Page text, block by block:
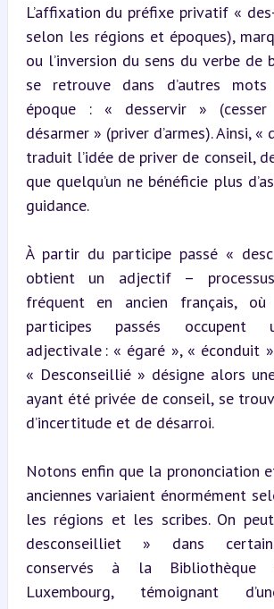
L’affixation du préfixe privatif «
selon les régions et époques),
ou l’inversion du sens du verbe de
se retrouve dans d’autres
époque : « desservir »
désarmer » (priver d’armes). Ainsi,
traduit l’idée de priver de conseil,
que quelqu’un ne bénéficie plus
guidance.
À partir du participe passé «
obtient un adjectif –
fréquent en ancien français, où
participes passés occupent
adjectivale : « égaré », « éconduit
« Desconseillié » désigne alors
ayant été privée de conseil, se
d’incertitude et de désarroi.
Notons enfin que la prononciation
anciennes variaient énormément
les régions et les scribes. On
desconseilliet » dans
conservés à la Bibliothèque
Luxembourg, témoignant